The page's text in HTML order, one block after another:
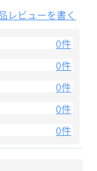
レビューを書く
0件
0件
0件
0件
0件